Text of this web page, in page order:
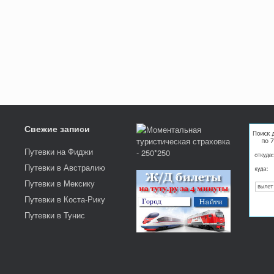
Свежие записи
Путевки на Фиджи
Путевки в Австралию
Путевки в Мексику
Путевки в Коста-Рику
Путевки в Тунис